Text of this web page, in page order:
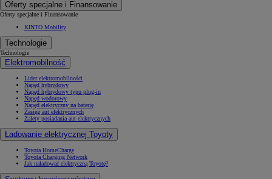
Oferty specjalne i Finansowanie
Oferty specjalne i Finansowanie
KINTO Mobility
Technologie
Technologie
Elektromobilność
Lider elektromobilności
Napęd hybrydowy
Napęd hybrydowy typu plug-in
Napęd wodorowy
Napęd elektryczny na baterię
Zasięg aut elektrycznych
Zalety posiadania aut elektrycznych
Ładowanie elektrycznej Toyoty
Toyota HomeCharge
Toyota Charging Network
Jak naładować elektryczną Toyotę?